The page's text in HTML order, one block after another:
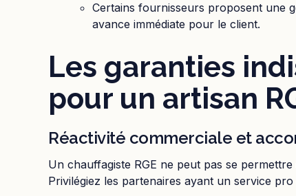
Certains fournisseurs proposent une
avance immédiate pour le client.
Les garanties
pour un artisan
Réactivité commerciale et
Un chauffagiste RGE ne peut pas se
Privilégiez les partenaires ayant un service